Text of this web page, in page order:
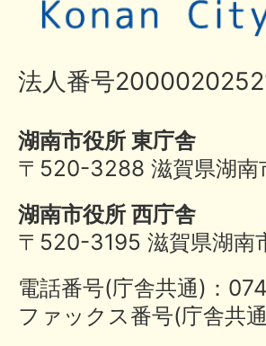
法人番号
湖南市役所 東庁舎
〒520-3288 滋賀県湖南
湖南市役所 西庁舎
〒520-3195 滋賀県湖南
電話番号(庁舎共通)：
ファックス番号(庁舎共